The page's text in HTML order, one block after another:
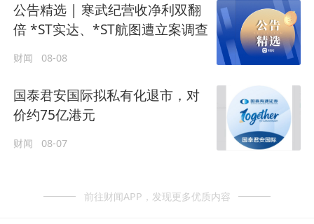
公告精选 | 寒武纪营收净利双翻
倍 *ST实达、*ST航图遭立案调查
财闻 08-08
国泰君安国际拟私有化退市，对
价约75亿港元
财闻 08-07
前往财闻APP，发现更多优质内容